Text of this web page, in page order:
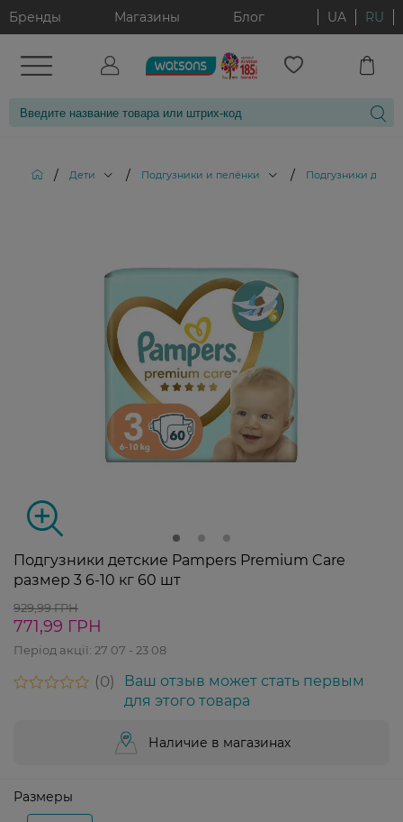
Бренды Магазины Блог UA RU
/ Дети / Подгузники и пелёнки / Подгузники для
Подгузники детские Pampers Premium Care
размер 3 6-10 кг 60 шт
929,99 ГРН
771,99 ГРН
Період акції: 27 07 - 23 08
0
Ваш отзыв может стать первым
для этого товара
Наличие в магазинах
Размеры